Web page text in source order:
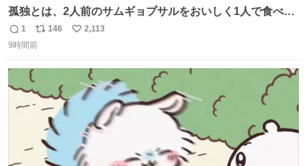
孤独とは、2人前のサムギョプサルをおいしく1人で食べる
ことである←好きすぎる
返
信
1
リ
ポ
ト
数
146
い
2,113
9時間前